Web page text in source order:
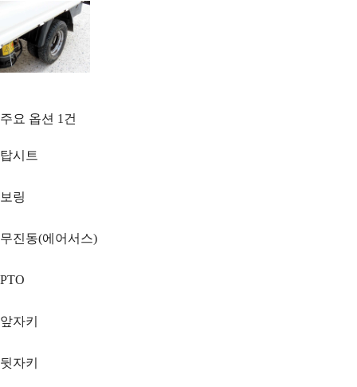
주요 옵션 1 건
탑시트
보링
무진동(에어서스)
PTO
앞자키
뒷자키